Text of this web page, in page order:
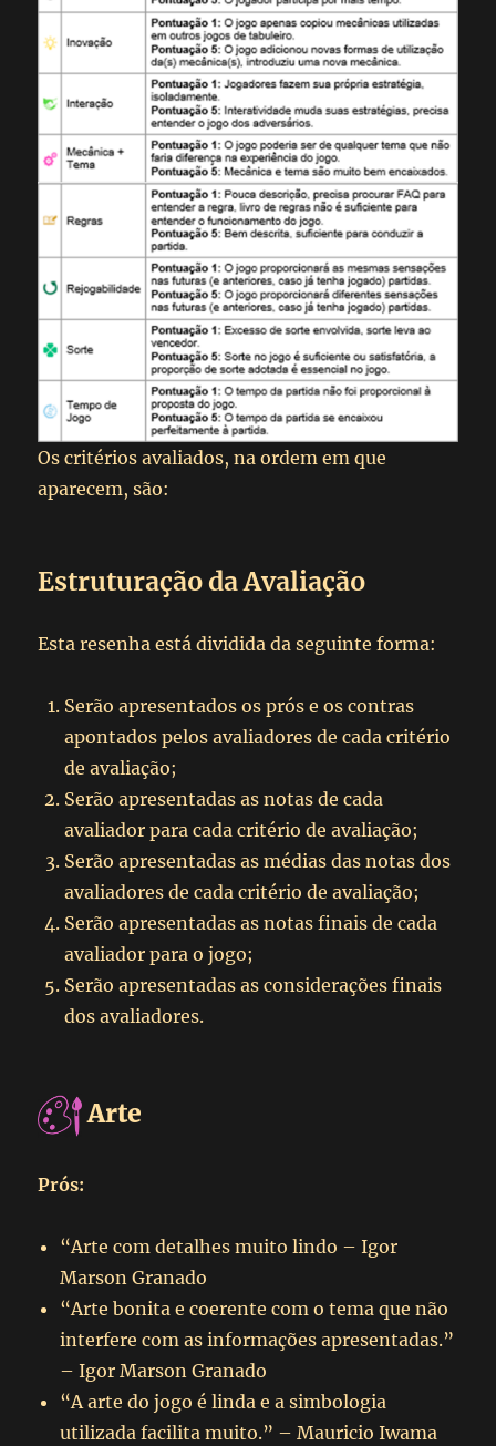
Os critérios avaliados, na ordem em que
aparecem, são:
Estruturação da Avaliação
Esta resenha está dividida da seguinte forma:
Serão apresentados os prós e os contras
apontados pelos avaliadores de cada critério
de avaliação;
Serão apresentadas as notas de cada
avaliador para cada critério de avaliação;
Serão apresentadas as médias das notas dos
avaliadores de cada critério de avaliação;
Serão apresentadas as notas finais de cada
avaliador para o jogo;
Serão apresentadas as considerações finais
dos avaliadores.
Arte
Prós:
“Arte com detalhes muito lindo – Igor
Marson Granado
“Arte bonita e coerente com o tema que não
interfere com as informações apresentadas.”
– Igor Marson Granado
“A arte do jogo é linda e a simbologia
utilizada facilita muito.” – Mauricio Iwama